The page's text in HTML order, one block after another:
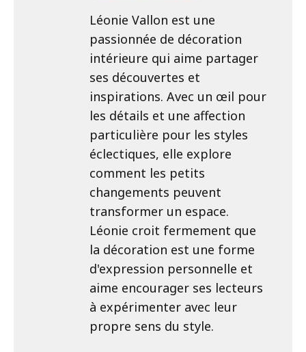
Léonie Vallon est une
passionnée de décoration
intérieure qui aime partager
ses découvertes et
inspirations. Avec un œil pour
les détails et une affection
particulière pour les styles
éclectiques, elle explore
comment les petits
changements peuvent
transformer un espace.
Léonie croit fermement que
la décoration est une forme
d'expression personnelle et
aime encourager ses lecteurs
à expérimenter avec leur
propre sens du style.